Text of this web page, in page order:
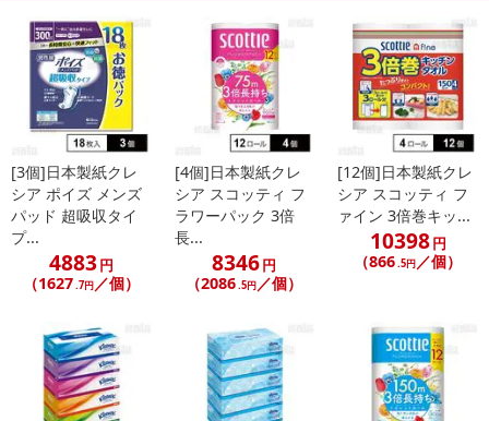
注意事項
お申込みの際は 「商品情報」に記載されている「注意事項」を
必ずご確認ください。
【キャンセルについて】
[3個]日本製紙クレ
シア ポイズ メンズ
パッド 超吸収タイ
プ...
4883円
（1627.7円／個）
[4個]日本製紙クレ
シア スコッティ フ
ラワーパック 3倍
長...
8346円
（2086.5円／個）
[12個]日本製紙クレ
シア スコッティ フ
ァイン 3倍巻キッ...
10398円
（866.5円／個）